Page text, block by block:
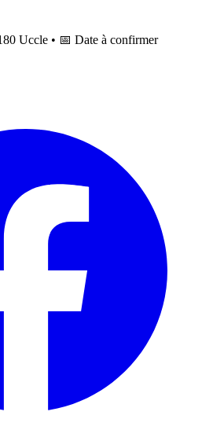
Uccle • 📅 Date à confirmer